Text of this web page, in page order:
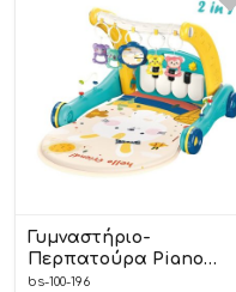
Γυμναστήριο-
Περπατούρα Piano
Bunny 2in1 100-196, Bebe
bs-100-196